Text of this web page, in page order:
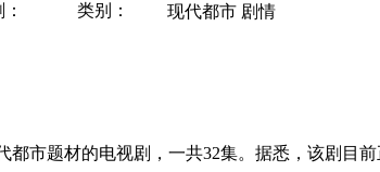
类别： 现代都市 剧情
都市题材的电视剧，一共32集。据悉，该剧目